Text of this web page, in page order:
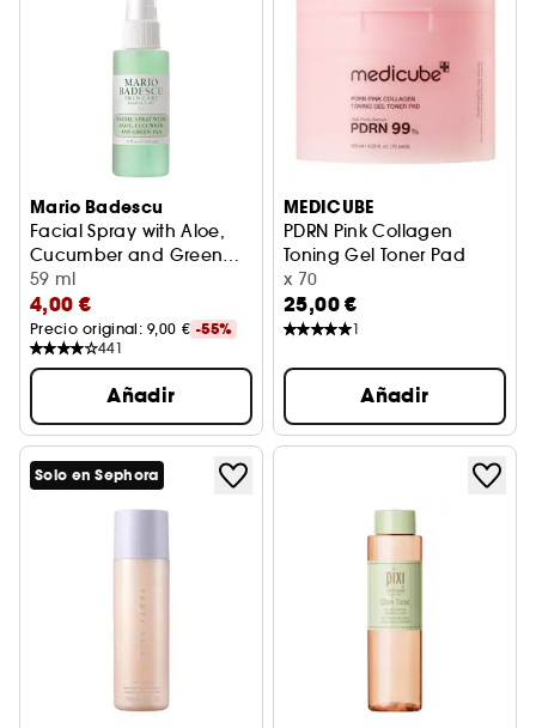
Mario Badescu
Facial Spray with Aloe,
Cucumber and Green
Tea
Spray facial de pepino
59 ml
4,00 €
Precio original: 9,00 € -55%
441
Añadir
MEDICUBE
PDRN Pink Collagen
Toning Gel Toner Pad
Disco facial reafirmante
x 70
25,00 €
1
Añadir
Solo en Sephora